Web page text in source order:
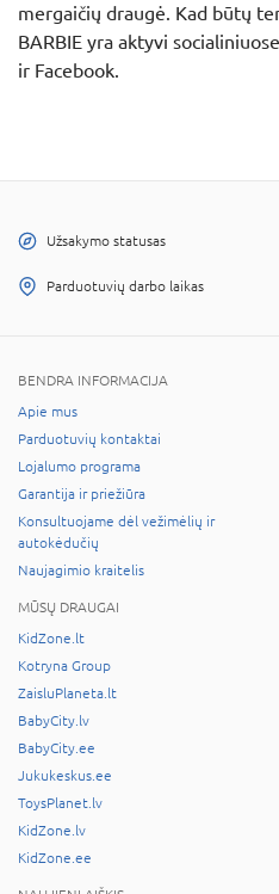
mergaičių draugė. Kad būtų
BARBIE yra aktyvi
ir Facebook.
Užsakymo statusas
Parduotuvių darbo laikas
BENDRA INFORMACIJA
Apie mus
Parduotuvių kontaktai
Lojalumo programa
Garantija ir priežiūra
Konsultuojame dėl vežimėlių ir
autokėdučių
Naujagimio kraitelis
MŪSŲ DRAUGAI
KidZone.lt
Kotryna Group
ZaisluPlaneta.lt
BabyCity.lv
BabyCity.ee
Jukukeskus.ee
ToysPlanet.lv
KidZone.lv
KidZone.ee